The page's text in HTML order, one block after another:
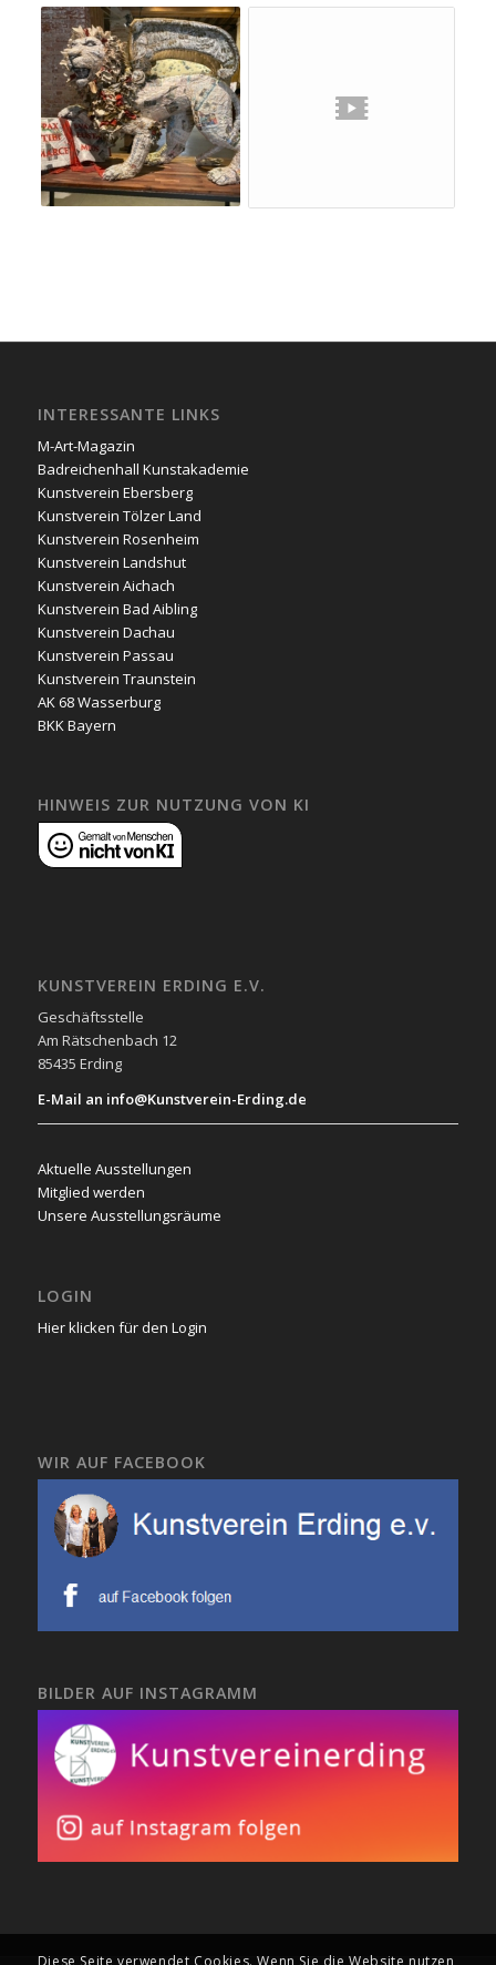
INTERESSANTE LINKS
M-Art-Magazin
Badreichenhall Kunstakademie
Kunstverein Ebersberg
Kunstverein Tölzer Land
Kunstverein Rosenheim
Kunstverein Landshut
Kunstverein Aichach
Kunstverein Bad Aibling
Kunstverein Dachau
Kunstverein Passau
Kunstverein Traunstein
AK 68 Wasserburg
BKK Bayern
HINWEIS ZUR NUTZUNG VON KI
KUNSTVEREIN ERDING E.V.
Geschäftsstelle
Am Rätschenbach 12
85435 Erding
E-Mail an info@Kunstverein-Erding.de
Aktuelle Ausstellungen
Mitglied werden
Unsere Ausstellungsräume
LOGIN
Hier klicken für den Login
WIR AUF FACEBOOK
BILDER AUF INSTAGRAMM